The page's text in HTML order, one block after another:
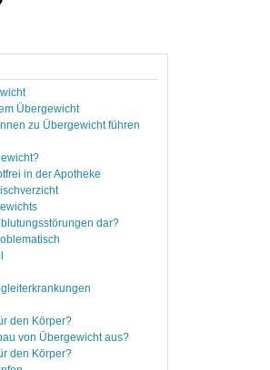
Übergewicht
zu Übergewicht führen
in der Apotheke
dar?
den Körper?
von Übergewicht aus?
den Körper?